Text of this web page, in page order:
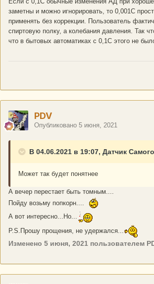
заметны и можно игнорировать, то 0,001С
применять без коррекции. Пользователь
спиртовую полку, а колебания давления. Так
что в бытовых автоматиках с 0,1С этого не
PDV
Опубликовано 5 июня, 2021
В 04.06.2021 в 19:07, Датчик
Может так будет понятнее
А вечер перестает быть томным....
Пойду возьму попкорн....
А вот интересно...Но...
P.S.Прошу прощения, не удержался...
Изменено 5 июня, 2021 пользователем